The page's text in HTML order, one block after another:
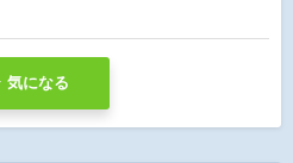
気になる